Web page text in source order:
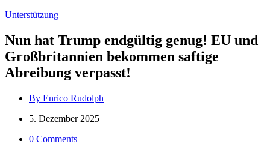
Unterstützung
Nun hat Trump endgültig genug! EU und
Großbritannien bekommen saftige
Abreibung verpasst!
By Enrico Rudolph
5. Dezember 2025
0 Comments